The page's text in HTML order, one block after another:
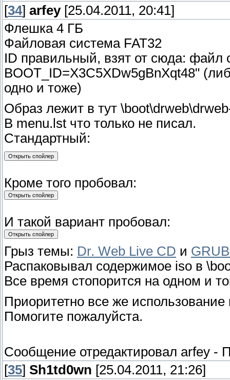
[34] arfey[25.04.2011, 20:41]
Флешка 4 ГБ
Файловая система FAT32
ID правильный, взят от сюда: файл
BOOT_ID=X3C5XDw5gBnXqt48"
одно и тоже)
Образ лежит в тут
В menu.lst что только не писал.
Стандартный:
Кроме того пробовал:
И такой вариант пробовал:
Грыз темы: Dr. Web Live CD и
Распаковывал содержимое iso в
Все время стопорится на одном и
Приоритетно все же использование
Помогите пожалуйста.
Сообщение отредактировал arfey -
[35] Sh1td0wn [25.04.2011, 21:26]